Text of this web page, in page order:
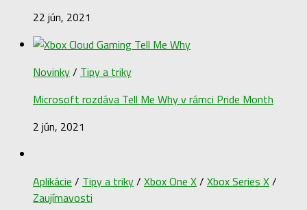
22 jún, 2021
Novinky/ Tipy a triky
Microsoft rozdáva Tell Me Why v rámci Pride Month
2 jún, 2021
Aplikácie / Tipy a triky/ Xbox One X/ Xbox Series X/
Zaujímavosti